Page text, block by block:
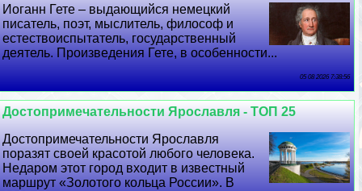
Иоганн Гете – выдающийся немецкий
писатель, поэт, мыслитель, философ и
естествоиспытатель, государственный
деятель. Произведения Гете, в особенности...
05 08 2026 7:38:56
Достопримечательности Ярославля - ТОП 25
Достопримечательности Ярославля
поразят своей красотой любого человека.
Недаром этот город входит в известный
маршрут «Золотого кольца России». В